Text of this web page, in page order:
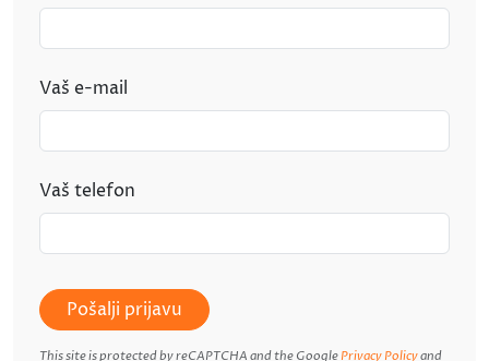
Vaš e-mail
Vaš telefon
Pošalji prijavu
This site is protected by reCAPTCHA and the Google Privacy Policyand